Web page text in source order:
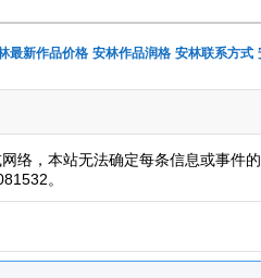
最新作品价格 安林作品润格 安林联系方式
络，本站无法确定每条信息或事件
。